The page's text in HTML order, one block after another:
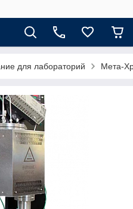
для лабораторий Мета-